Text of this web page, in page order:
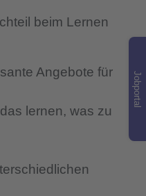
beim Lernen
Angebote für
lernen, was zu
Jobportal